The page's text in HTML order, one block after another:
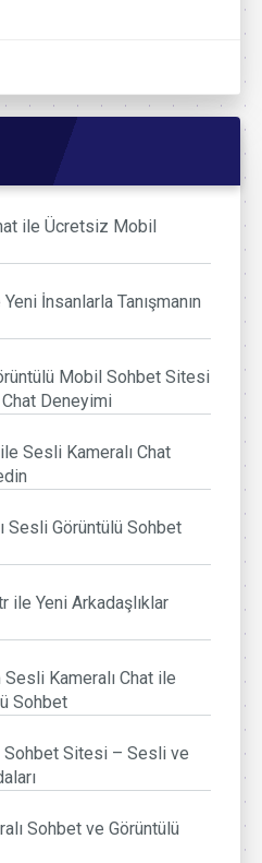
ile Ücretsiz Mobil
İnsanlarla Tanışmanın
Mobil Sohbet Sitesi
Deneyimi
Sesli Kameralı Chat
Sesli Görüntülü Sohbet
ile Yeni Arkadaşlıklar
Kameralı Chat ile
Sohbet
Sitesi – Sesli ve
Sohbet ve Görüntülü